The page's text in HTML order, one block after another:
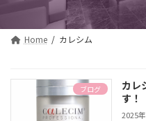
Home カレシム
ブログ
カレ
す！
2025